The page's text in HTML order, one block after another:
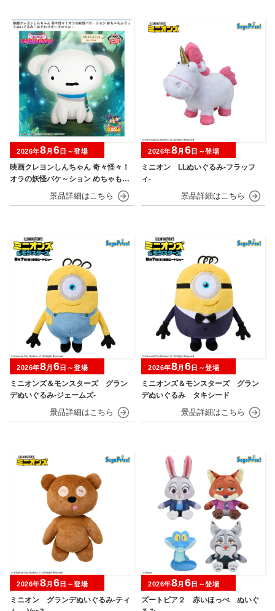
映画クレヨンしんちゃん 奇々怪々！
オラの妖怪バケ～ション めちゃもふ
ぐっとぬいぐるみ～おすわりポーズ
2026年8月 6日～登場
ミニオン LLぬいぐるみ‐フラッフ
ィ‐
2026年8月 6日～登場
ミニオンズ＆モンスターズ グラン
デぬいぐるみ‐ジェームズ‐
2026年8月 6日～登場
ミニオンズ＆モンスターズ グラン
デぬいぐるみ タキシード
2026年8月 6日～登場
ミニオン グランデぬいぐるみ‐ティ
2026年8月 6 日～登場
ズートピア２ 赤いほっぺ ぬいぐ
2026年8月 6 日～登場